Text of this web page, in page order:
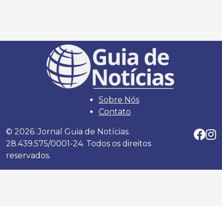
Sobre Nós
Contato
© 2026. Jornal Guia de Notícias.
28.439.575/0001-24. Todos os direitos
reservados.